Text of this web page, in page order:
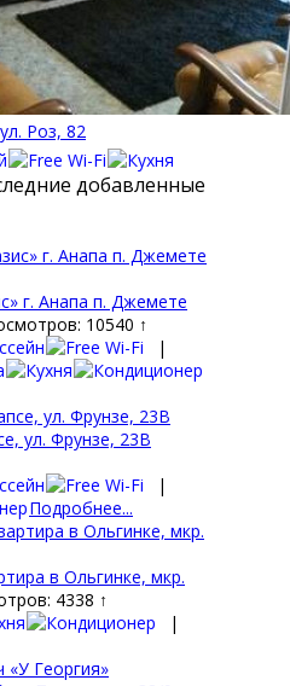
Роз, 82
добавленные
г. Анапа п. Джемете
10540 ↑
|
ул. Фрунзе, 23В
|
Подробнее...
в Ольгинке, мкр.
4338 ↑
|